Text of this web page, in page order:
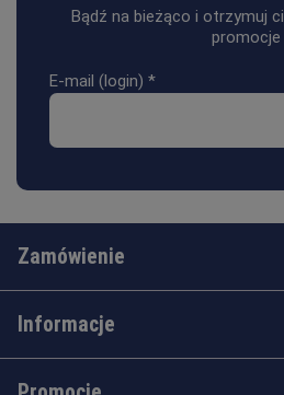
Bądź na bieżąco i otrzymuj
promocje
E-mail (login) *
Zamówienie
Informacje